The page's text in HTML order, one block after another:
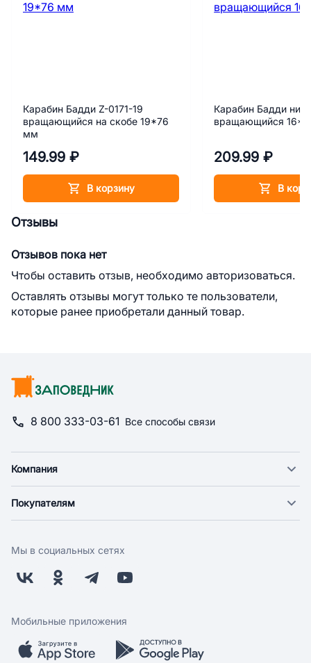
Карабин Бадди Z-0171-19
вращающийся на скобе 19*76
мм
149.99 ₽
В корзину
Карабин Бадди
вращающийся
209.99 ₽
В
Отзывы
Отзывов пока нет
Чтобы оставить отзыв, необходимо авторизоваться.
Оставлять отзывы могут только те пользователи,
которые ранее приобретали данный товар.
8 800 333-03-61 Все способы связи
Компания
Новости
Поставщикам
Заводчикам
Обратная связь
Покупателям
Оплата
Бонусная программа
Скидки и акции
Мобильное приложение
Мы в социальных сетях
Мобильные приложения